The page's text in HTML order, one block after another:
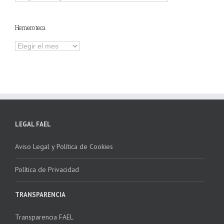
Hemeroteca
Hemeroteca
LEGAL FAEL
Aviso Legal y Política de Cookies
Política de Privacidad
TRANSPARENCIA
Transparencia FAEL